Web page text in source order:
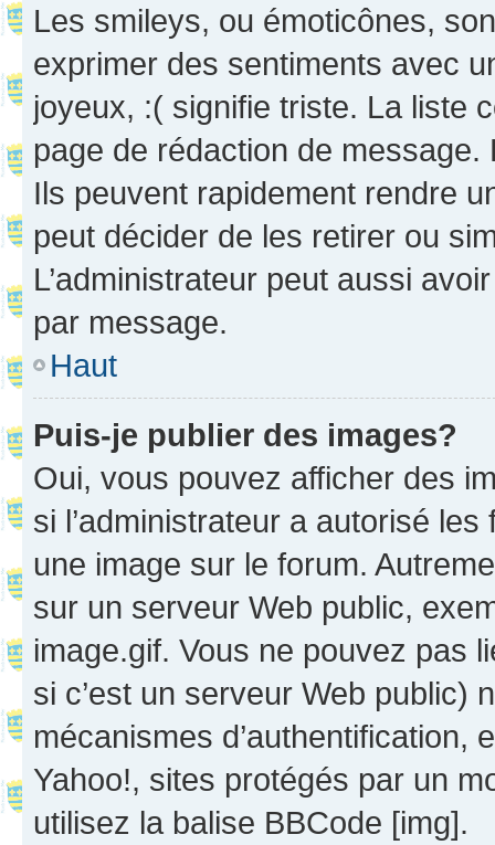
Les smileys, ou émoticônes,
exprimer des sentiments avec
joyeux, :( signifie triste. La liste
page de rédaction de
Ils peuvent rapidement rendre
peut décider de les retirer ou
L’administrateur peut aussi
par message.
Haut
Puis-je publier des images?
Oui, vous pouvez afficher des
si l’administrateur a autorisé
une image sur le forum.
sur un serveur Web public,
image.gif. Vous ne pouvez pas
si c’est un serveur Web public)
mécanismes d’authentification,
Yahoo!, sites protégés par un
utilisez la balise BBCode [img].